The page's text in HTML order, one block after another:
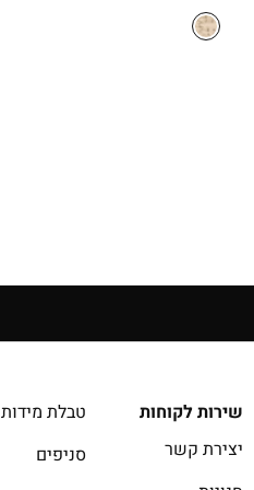
המקורי
היה:
שירות לקוחות
יצירת קשר
טבלת מידות
סניפים